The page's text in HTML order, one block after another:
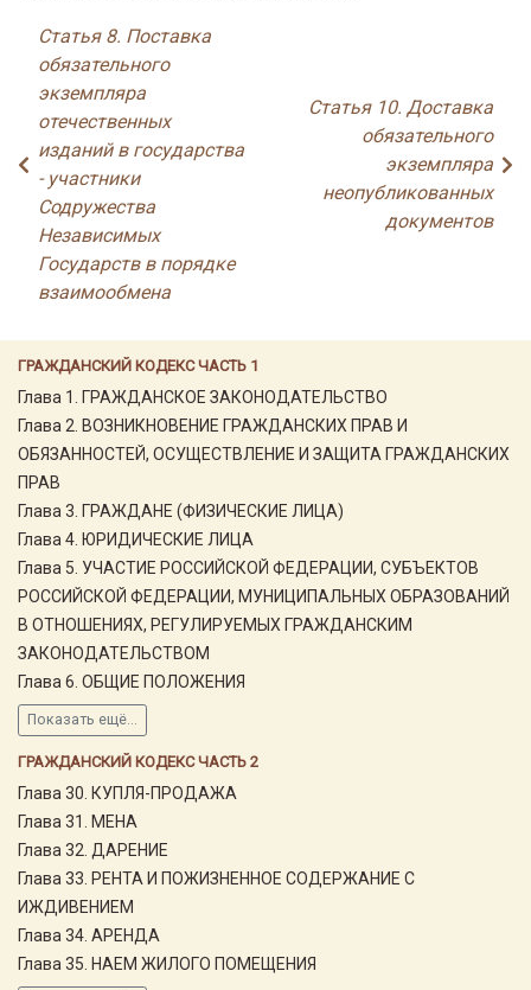
ГРАЖДАНСКИЙ КОДЕКС ЧАСТЬ 1
Глава 1. ГРАЖДАНСКОЕ ЗАКОНОДАТЕЛЬСТВО
Глава 2. ВОЗНИКНОВЕНИЕ ГРАЖДАНСКИХ ПРАВ И
ОБЯЗАННОСТЕЙ, ОСУЩЕСТВЛЕНИЕ И ЗАЩИТА ГРАЖДАНСКИХ
ПРАВ
Глава 3. ГРАЖДАНЕ (ФИЗИЧЕСКИЕ ЛИЦА)
Глава 4. ЮРИДИЧЕСКИЕ ЛИЦА
Глава 5. УЧАСТИЕ РОССИЙСКОЙ ФЕДЕРАЦИИ, СУБЪЕКТОВ
РОССИЙСКОЙ ФЕДЕРАЦИИ, МУНИЦИПАЛЬНЫХ ОБРАЗОВАНИЙ
В ОТНОШЕНИЯХ, РЕГУЛИРУЕМЫХ ГРАЖДАНСКИМ
ЗАКОНОДАТЕЛЬСТВОМ
Глава 6. ОБЩИЕ ПОЛОЖЕНИЯ
Показать ещё...
ГРАЖДАНСКИЙ КОДЕКС ЧАСТЬ 2
Глава 30. КУПЛЯ-ПРОДАЖА
Глава 31. МЕНА
Глава 32. ДАРЕНИЕ
Глава 33. РЕНТА И ПОЖИЗНЕННОЕ СОДЕРЖАНИЕ С
ИЖДИВЕНИЕМ
Глава 34. АРЕНДА
Глава 35. НАЕМ ЖИЛОГО ПОМЕЩЕНИЯ
Статья 8. Поставка
обязательного
экземпляра
отечественных
изданий в государства
- участники
Содружества
Независимых
Государств в порядке
взаимообмена
Статья 10. Доставка
обязательного
экземпляра
неопубликованных
документов